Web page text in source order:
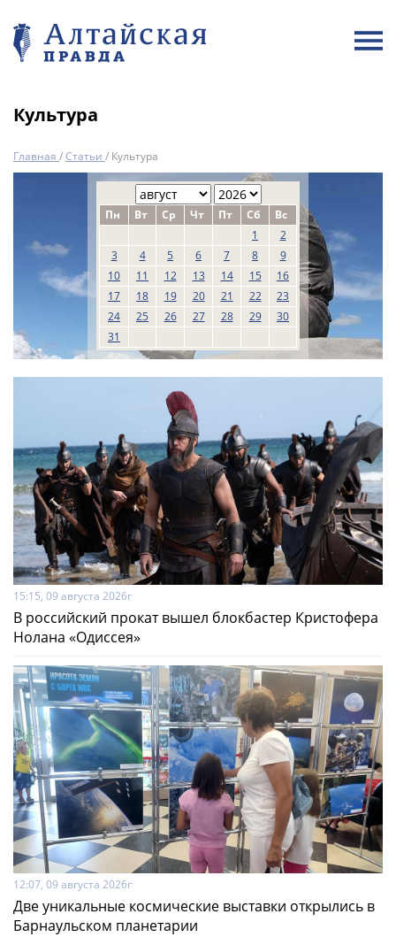
Культура
Главная /Статьи / Культура
Пн Вт Ср Чт Пт Сб
Вс
1
2
3
4 5 6 7 8
9
10
11 12 13 14 15
16
17
18 19 20 21 22
23
24
25 26 27 28 29
30
31
15:15, 09 августа 2026г
В российский прокат вышел блокбастер Кристофера
Нолана «Одиссея»
12:07, 09 августа 2026г
Две уникальные космические выставки открылись в
Барнаульском планетарии